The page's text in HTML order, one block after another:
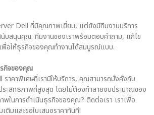
Dell ที่มีคุณภาพเยี่ยม, แต่ยังมีทีมงานบริการ
บสนุนคุณ. ทีมงานของเราพร้อมตอบคำถาม, แก้ไข
พื่อให้ธุรกิจของคุณทำงานได้สมบูรณ์แบบ.
กิจของคุณ
าคาพิเศษที่เรามีให้บริการ, คุณสามารถมั่งคั่งกับ
ระสิทธิภาพที่สูงสุด โดยไม่ต้องทำลายงบประมาณของ
พในการดำเนินธุรกิจของคุณ? ติดต่อเรา เราเพื่อ
มและขอใบเสนอราคาทันที!